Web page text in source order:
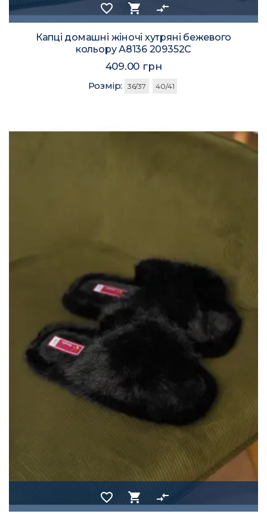
favorite_border shopping_cart compare_arrows
Капці домашні жіночі хутряні бежевого
кольору А8136 209352C
409.00 грн
Розмір: 36/37 40/41
favorite_border shopping_cart compare_arrows